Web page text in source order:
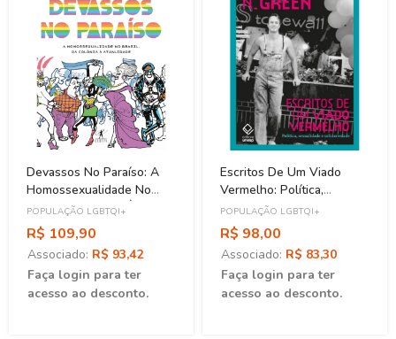
Devassos No Paraíso: A
Homossexualidade No
Brasil, Da Colônia À
Atualidade
POPULAÇÃO LGBTQI+
R$ 109,90
Associado: R$ 93,42
Faça login para ter
acesso ao desconto.
Escritos De Um Viado
Vermelho: Política,
Sexualidade E
Solidariedade
POPULAÇÃO LGBTQI+
R$ 98,00
Associado: R$ 83,30
Faça login para ter
acesso ao desconto.